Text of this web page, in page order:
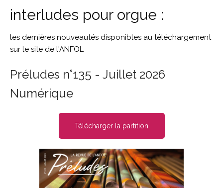
interludes pour orgue :
les dernières nouveautés disponibles au téléchargement
sur le site de l'ANFOL
Préludes n°135 - Juillet 2026
Numérique
Télécharger la partition